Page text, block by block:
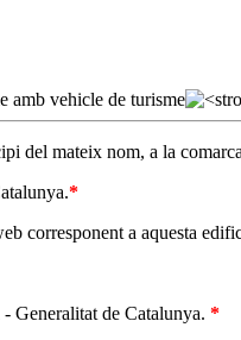
del mateix nom, a la
*
corresponent a aquesta
Generalitat de Catalunya. *